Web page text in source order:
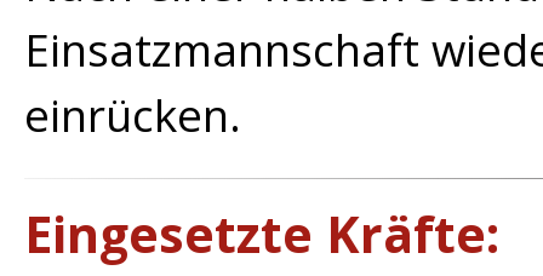
Einsatzmannschaft
einrücken.
Eingesetzte Kräfte: